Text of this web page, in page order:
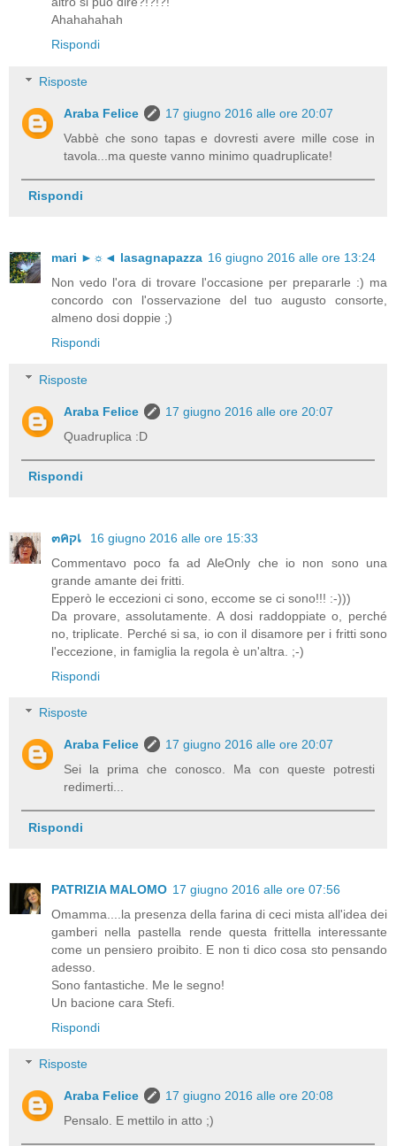
Ahahahahah
Rispondi
Risposte
Araba Felice
17 giugno 2016 alle ore 20:07
Vabbè che sono tapas e dovresti avere mille cose in
tavola...ma queste vanno minimo quadruplicate!
Rispondi
mari ►☼◄ lasagnapazza 16 giugno 2016 alle ore 13:24
Non vedo l'ora di trovare l'occasione per prepararle :) ma
concordo con l'osservazione del tuo augusto consorte,
almeno dosi doppie ;)
Rispondi
Risposte
Araba Felice
17 giugno 2016 alle ore 20:07
Quadruplica :D
Rispondi
๓คקเ
16 giugno 2016 alle ore 15:33
Commentavo poco fa ad AleOnly che io non sono una
grande amante dei fritti.
Epperò le eccezioni ci sono, eccome se ci sono!!! :-)))
Da provare, assolutamente. A dosi raddoppiate o, perché
no, triplicate. Perché si sa, io con il disamore per i fritti sono
l'eccezione, in famiglia la regola è un'altra. ;-)
Rispondi
Risposte
Araba Felice
17 giugno 2016 alle ore 20:07
Sei la prima che conosco. Ma con queste potresti
redimerti...
Rispondi
PATRIZIA MALOMO 17 giugno 2016 alle ore 07:56
Omamma....la presenza della farina di ceci mista all'idea dei
gamberi nella pastella rende questa frittella interessante
come un pensiero proibito. E non ti dico cosa sto pensando
adesso.
Sono fantastiche. Me le segno!
Un bacione cara Stefi.
Rispondi
Risposte
Araba Felice
17 giugno 2016 alle ore 20:08
Pensalo. E mettilo in atto ;)